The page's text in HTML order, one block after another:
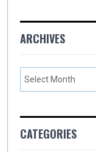
ARCHIVES
CATEGORIES